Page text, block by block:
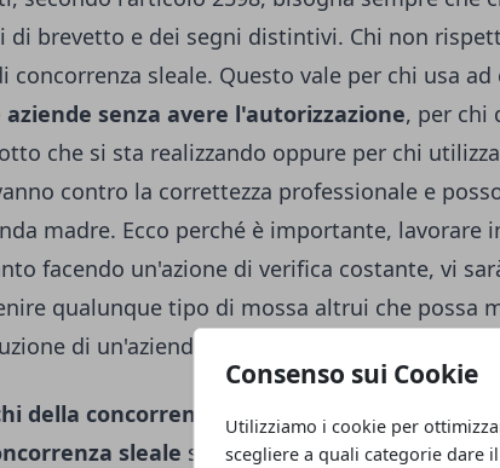
Consenso sui Cookie
Utilizziamo i cookie per
scegliere a quali categorie dare
di brevetto e dei segni distintivi. Chi non
concorrenza sleale. Questo vale per chi usa ad
senza avere l'autorizzazione, per chi
che si sta realizzando oppure per chi
contro la correttezza professionale e
madre. Ecco perché è importante, lavorare
facendo un'azione di verifica costante, vi
qualunque tipo di mossa altrui che possa
di un'azienda.
della concorrenza sleale
sleale si manifesta in diversi modi